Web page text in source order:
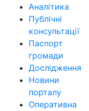
Аналітика
Публічні
консультації
Паспорт
громади
Дослідження
Новини
порталу
Оперативна